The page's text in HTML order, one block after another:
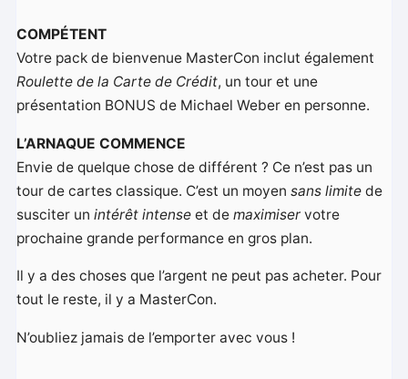
COMPÉTENT
Votre pack de bienvenue MasterCon inclut également
Roulette de la Carte de Crédit, un tour et une
présentation BONUS de Michael Weber en personne.
L’ARNAQUE COMMENCE
Envie de quelque chose de différent ? Ce n’est pas un
tour de cartes classique. C’est un moyensans limite de
susciter unintérêt intense et demaximiser votre
prochaine grande performance en gros plan.
Il y a des choses que l’argent ne peut pas acheter. Pour
tout le reste, il y a MasterCon.
N’oubliez jamais de l’emporter avec vous !